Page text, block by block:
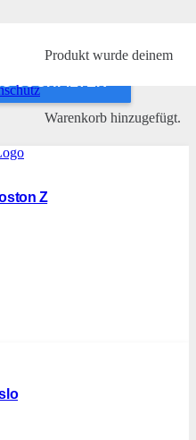
Produktwurde deinem
Warenkorb hinzugefügt.
SUCHFILTER
Z